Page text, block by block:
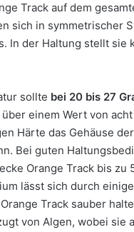
Track auf dem
sich in symmetrischer
In der Haltung stellt sie
sollte bei 20 bis 27
einem Wert von
Härte das Gehäuse
Bei guten
Orange Track bis zu
lässt sich durch
Track sauber
von Algen, wobei sie